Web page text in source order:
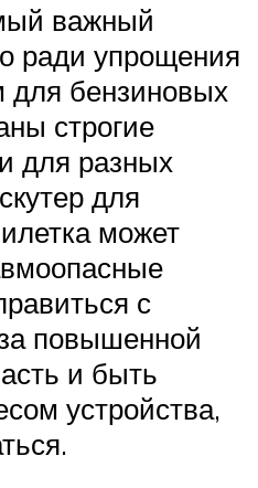
важный
ради упрощения
для бензиновых
строгие
для разных
для
может
с
повышенной
и быть
устройства,